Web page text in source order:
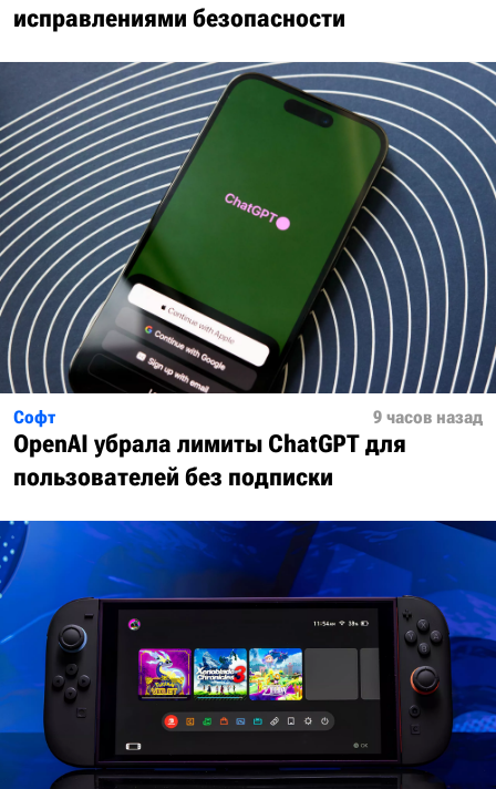
исправлениями безопасности
Софт 9 часов назад
OpenAI убрала лимиты ChatGPT для
пользователей без подписки